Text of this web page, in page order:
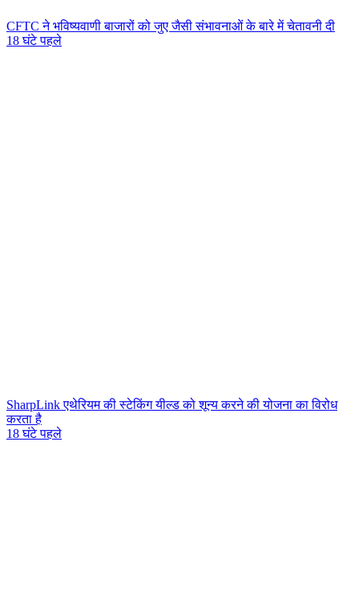
CFTC ने भविष्यवाणी बाजारों को जुए जैसी संभावनाओं के बारे में चेतावनी दी
18 घंटे पहले
SharpLink एथेरियम की स्टेकिंग यील्ड को शून्य करने की योजना का विरोध
करता है
18 घंटे पहले